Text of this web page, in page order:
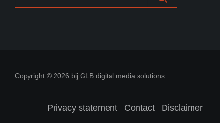
Copyright © 2026 bij GLB digital media solutions
Privacy statement Contact Disclaimer